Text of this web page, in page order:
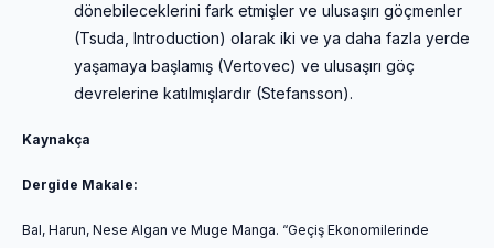
dönebileceklerini fark etmişler ve ulusaşırı göçmenler
(Tsuda, Introduction) olarak iki ve ya daha fazla yerde
yaşamaya başlamış (Vertovec) ve ulusaşırı göç
devrelerine katılmışlardır (Stefansson).
Kaynakça
Dergide Makale:
Bal, Harun, Nese Algan ve Muge Manga. “Geçiş Ekonomilerinde